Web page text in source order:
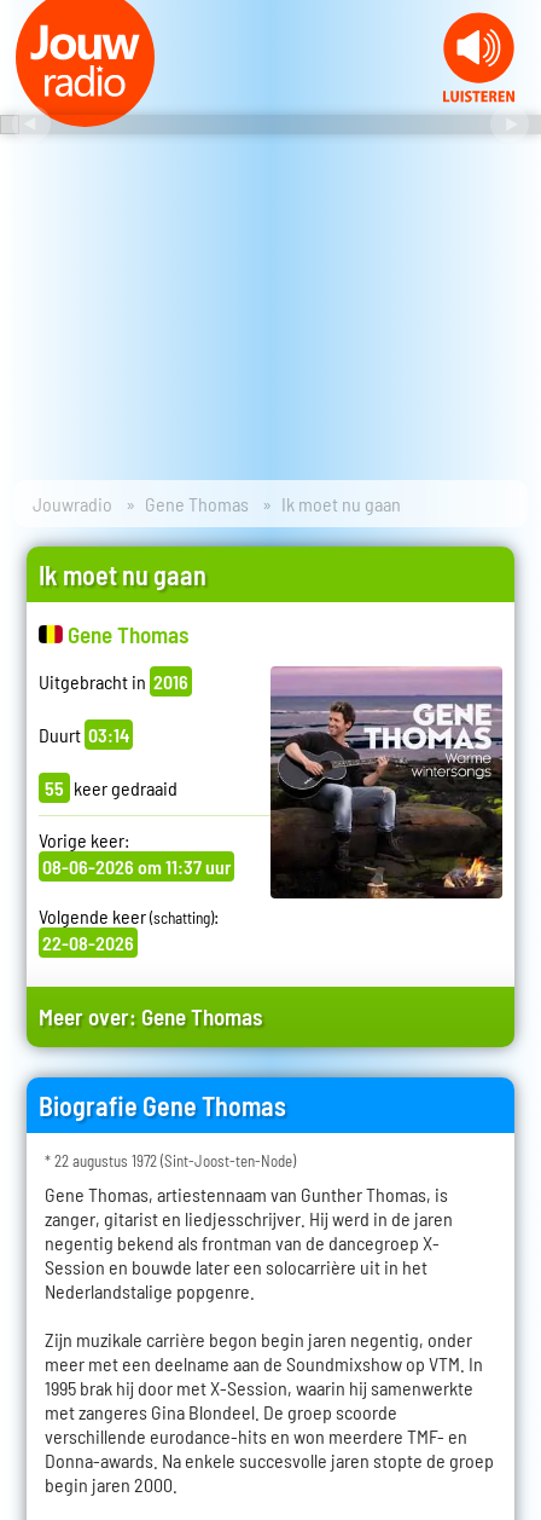
Jouwradio Gene Thomas Ik moet nu gaan
Ik moet nu gaan
Gene Thomas
Uitgebracht in 2016
Duurt 03:14
55 keer gedraaid
Vorige keer:
08-06-2026 om 11:37 uur
Volgende keer(schatting):
22-08-2026
Meer over: Gene Thomas
Biografie Gene Thomas
* 22 augustus 1972 (Sint-Joost-ten-Node)
Gene Thomas, artiestennaam van Gunther Thomas, is
zanger, gitarist en liedjesschrijver. Hij werd in de jaren
negentig bekend als frontman van de dancegroep X-
Session en bouwde later een solocarrière uit in het
Nederlandstalige popgenre.
Zijn muzikale carrière begon begin jaren negentig, onder
meer met een deelname aan de Soundmixshow op VTM. In
1995 brak hij door met X-Session, waarin hij samenwerkte
met zangeres Gina Blondeel. De groep scoorde
verschillende eurodance-hits en won meerdere TMF- en
Donna-awards. Na enkele succesvolle jaren stopte de groep
begin jaren 2000.